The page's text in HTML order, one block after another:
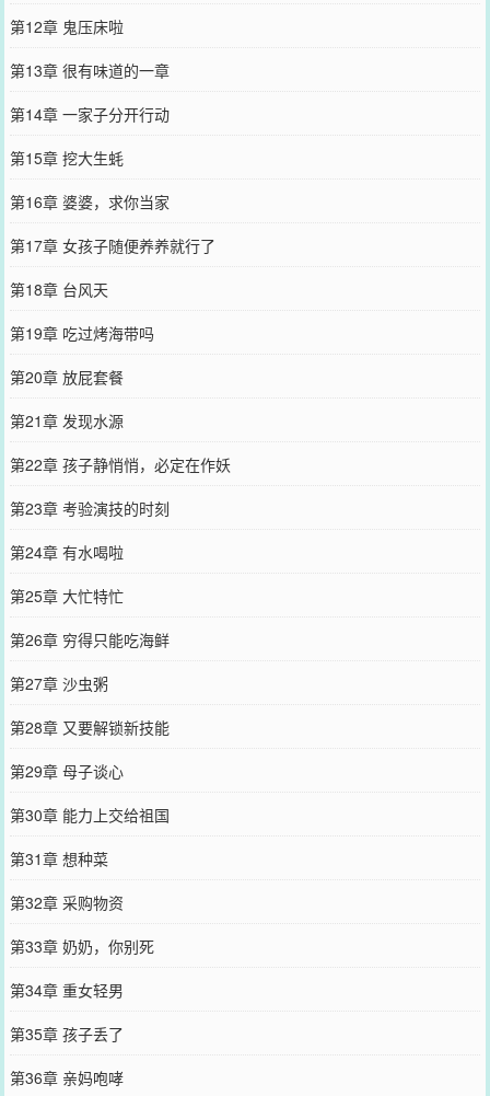
第12章 鬼压床啦
第13章 很有味道的一章
第14章 一家子分开行动
第15章 挖大生蚝
第16章 婆婆，求你当家
第17章 女孩子随便养养就行了
第18章 台风天
第19章 吃过烤海带吗
第20章 放屁套餐
第21章 发现水源
第22章 孩子静悄悄，必定在作妖
第23章 考验演技的时刻
第24章 有水喝啦
第25章 大忙特忙
第26章 穷得只能吃海鲜
第27章 沙虫粥
第28章 又要解锁新技能
第29章 母子谈心
第30章 能力上交给祖国
第31章 想种菜
第32章 采购物资
第33章 奶奶，你别死
第34章 重女轻男
第35章 孩子丢了
第36章 亲妈咆哮